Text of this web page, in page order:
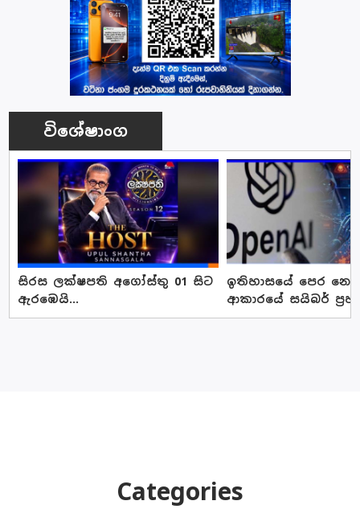
විශේෂාංග
සිරස ලක්ෂපති අගෝස්තු 01 සිට
ඇරඹෙයි...
ඉතිහාසයේ පෙර
ආකාරයේ සයිබර්
Categories